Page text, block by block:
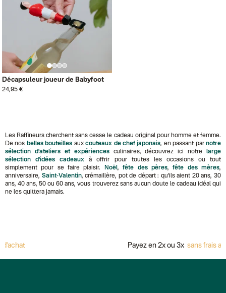
Décapsuleur joueur de Babyfoot
24,95 €
Les Raffineurs cherchent sans cesse le cadeau original pour homme et femme.
De nos belles bouteilles auxcouteaux de chef japonais, en passant parnotre
sélection d'ateliers et expériencesculinaires, découvrez ici notre large
sélection d'idées cadeaux à offrir pour toutes les occasions ou tout
simplement pour se faire plaisir.
Noël,fête des pères,fête des mères,
anniversaire, Saint-Valentin, crémaillère, pot de départ : qu'ils aient 20 ans, 30
ans, 40 ans, 50 ou 60 ans, vous trouverez sans aucun doute le cadeau idéal qui
ne les quittera jamais.
Payez en 2x ou 3x sans frais avec